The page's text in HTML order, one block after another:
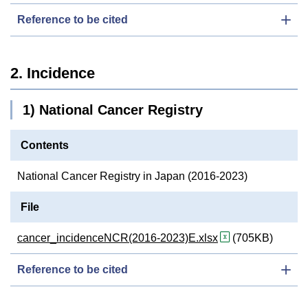
Reference to be cited
2. Incidence
1) National Cancer Registry
Contents
National Cancer Registry in Japan (2016-2023)
File
cancer_incidenceNCR(2016-2023)E.xlsx (705KB)
Reference to be cited